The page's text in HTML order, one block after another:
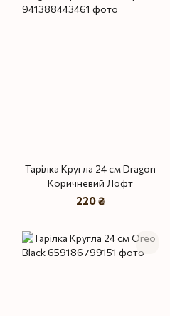
Тарілка Кругла 24 см Dragon
Коричневий Лофт
220 ₴